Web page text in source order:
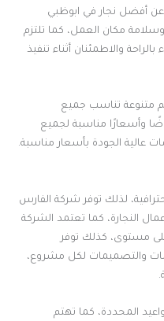
عن أفضل نجار في ابوظبي
مكان العمل، كما تلتزم
والاطمئنان أثناء تنفيذ
متنوعة تناسب جميع
وأسعارًا مناسبة لجميع
عالية الجودة بأسعار مناسبة.
لذلك توفر شركة الفارس
النجارة، كما تعتمد الشركة
مستوى، كذلك توفر
والتصميمات لكل مشروع،
المحددة، كما تهتم